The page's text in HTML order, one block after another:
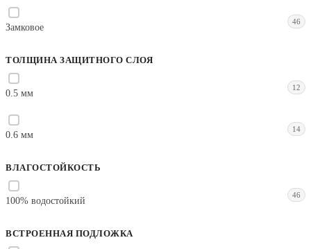
Замковое
46
ТОЛЩИНА ЗАЩИТНОГО СЛОЯ
0.5 мм
12
0.6 мм
14
ВЛАГОСТОЙКОСТЬ
100% водостойкий
46
ВСТРОЕННАЯ ПОДЛОЖКА